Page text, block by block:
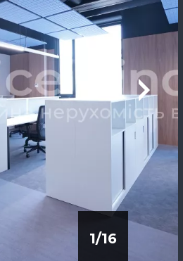
1/16